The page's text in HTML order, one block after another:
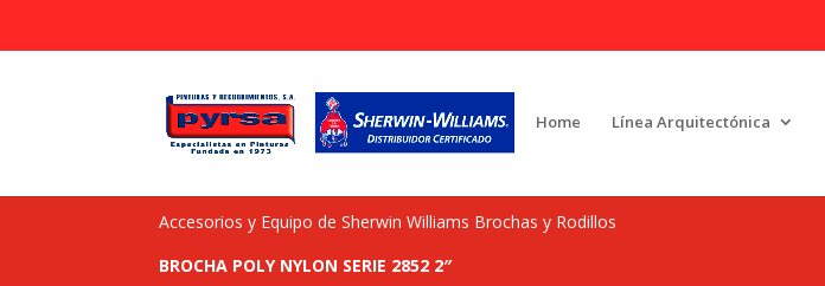
Home Línea Arquitectónica
Accesorios y Equipo de Sherwin Williams Brochas y Rodillos
BROCHA POLY NYLON SERIE 2852 2″